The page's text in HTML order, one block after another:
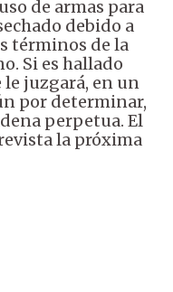
de armas para
debido a
términos de la
Si es hallado
juzgará, en un
por determinar,
perpetua. El
la próxima